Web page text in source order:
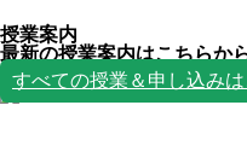
授業案内
最新の授業案内はこちらから
授業一覧
すべての授業＆申し込みは